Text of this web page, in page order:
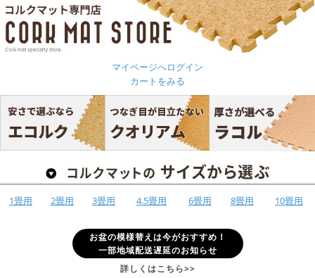
マイページへログイン
カートをみる
1畳用 2畳用 3畳用 4.5畳用 6畳用 8畳用 10畳用
お盆の模様替えは今がおすすめ！
一部地域配送遅延のお知らせ
詳しくはこちら>>